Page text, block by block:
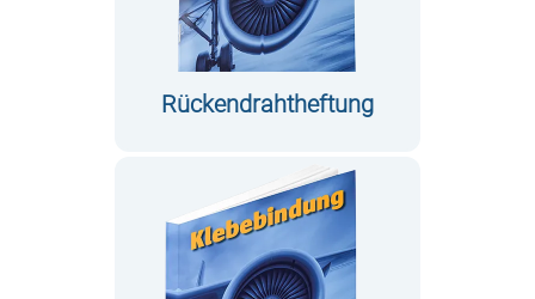
Rückendrahtheftung